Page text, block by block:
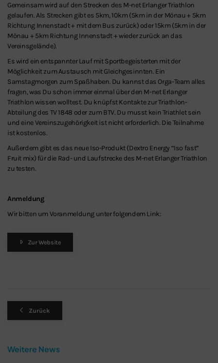
Gemeinsam wird auf den Strecken des M-net Erlanger Triathlon
gelaufen. Als Strecken gibt es 5km, 10km (5km in der Mönau + 5km
Richtung Innenstadt + mit dem Bus zurück) oder 15km (5km in der
Mönau + 5km Richtung Innenstadt + wieder zurück an das
Vereinsgelände).
Es wird ein entspannter Lauf mit Sportbegeisterten mit der
Möglichkeit zum Austausch mit Gleichgesinnten. Ein
Samstagmorgen zum Spaßhaben. Du kannst das Orga-Team alles
fragen, was Du schon immer einmal über den M-net Erlanger
Triathlon wissen wolltest. Du knüpfst Kontakte zur Triathlon-
Abteilung des TV 1848 oder zum BTV. Du musst kein Triathlet sein
und eine Vereinszugehörigkeit ist nicht erforderlich. Die Teilnahme
ist kostenlos.
Außerdem gibt es das neue Iso-Produkt (Dextro Energy “Iso fast”
Fruit mix) für die Rad- und Laufstrecke des M-net Erlanger Triathlon
zu testen.
Anmeldung
Wir bitten um Voranmeldung unter folgendem Link:
Zur Website
Zurück
Weitere News